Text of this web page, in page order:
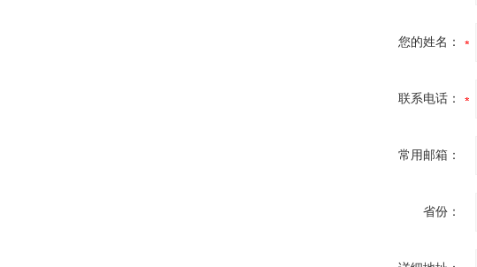
您的姓名：
联系电话：
常用邮箱：
省份：